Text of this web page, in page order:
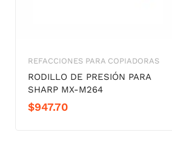
REFACCIONES PARA COPIADORAS
RODILLO DE PRESIÓN PARA
SHARP MX-M264
$947.70